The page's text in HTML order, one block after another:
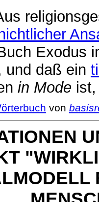
Exodus
und daß ein
in Mode
von